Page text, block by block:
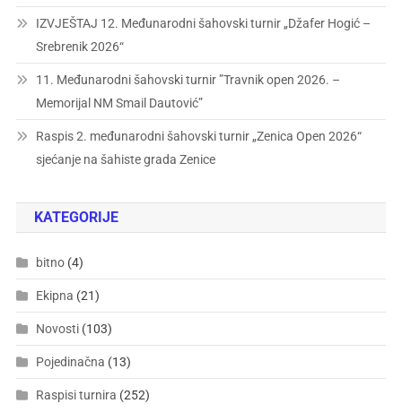
IZVJEŠTAJ 12. Međunarodni šahovski turnir „Džafer Hogić –
Srebrenik 2026“
11. Međunarodni šahovski turnir ”Travnik open 2026. –
Memorijal NM Smail Dautović”
Raspis 2. međunarodni šahovski turnir „Zenica Open 2026“
sjećanje na šahiste grada Zenice
KATEGORIJE
bitno(4)
Ekipna (21)
Novosti(103)
Pojedinačna (13)
Raspisi turnira (252)